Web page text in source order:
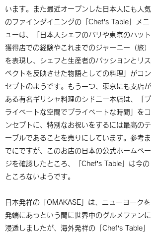
います。また最近オープンした日本人にも人気
のファインダイニングの「Chef’s Table」メニ
ューは、「日本人シェフのパリや東京のハット
獲得店での経験やこれまでのジャーニー（旅）
を表現し、シェフと生産者のパッションとリス
ペクトを反映させた物語としての料理」がコン
セプトのようです。もう一つ、東京にも支店が
ある有名ギリシャ料理のシドニー本店は、「プ
ライベートな空間でプライベートな時間」をコ
ンセプトに、特別なお祝いをするには最高のテ
ーブルであることを売りにしています。参考ま
でにですが、このお店の日本の公式ホームペー
ジを確認したところ、「Chef’s Table」は今の
ところないようです。
日本発祥の「OMAKASE」は、ニューヨークを
発端にあっという間に世界中のグルメファンに
浸透しましたが、海外発祥の「Chef’s Table」